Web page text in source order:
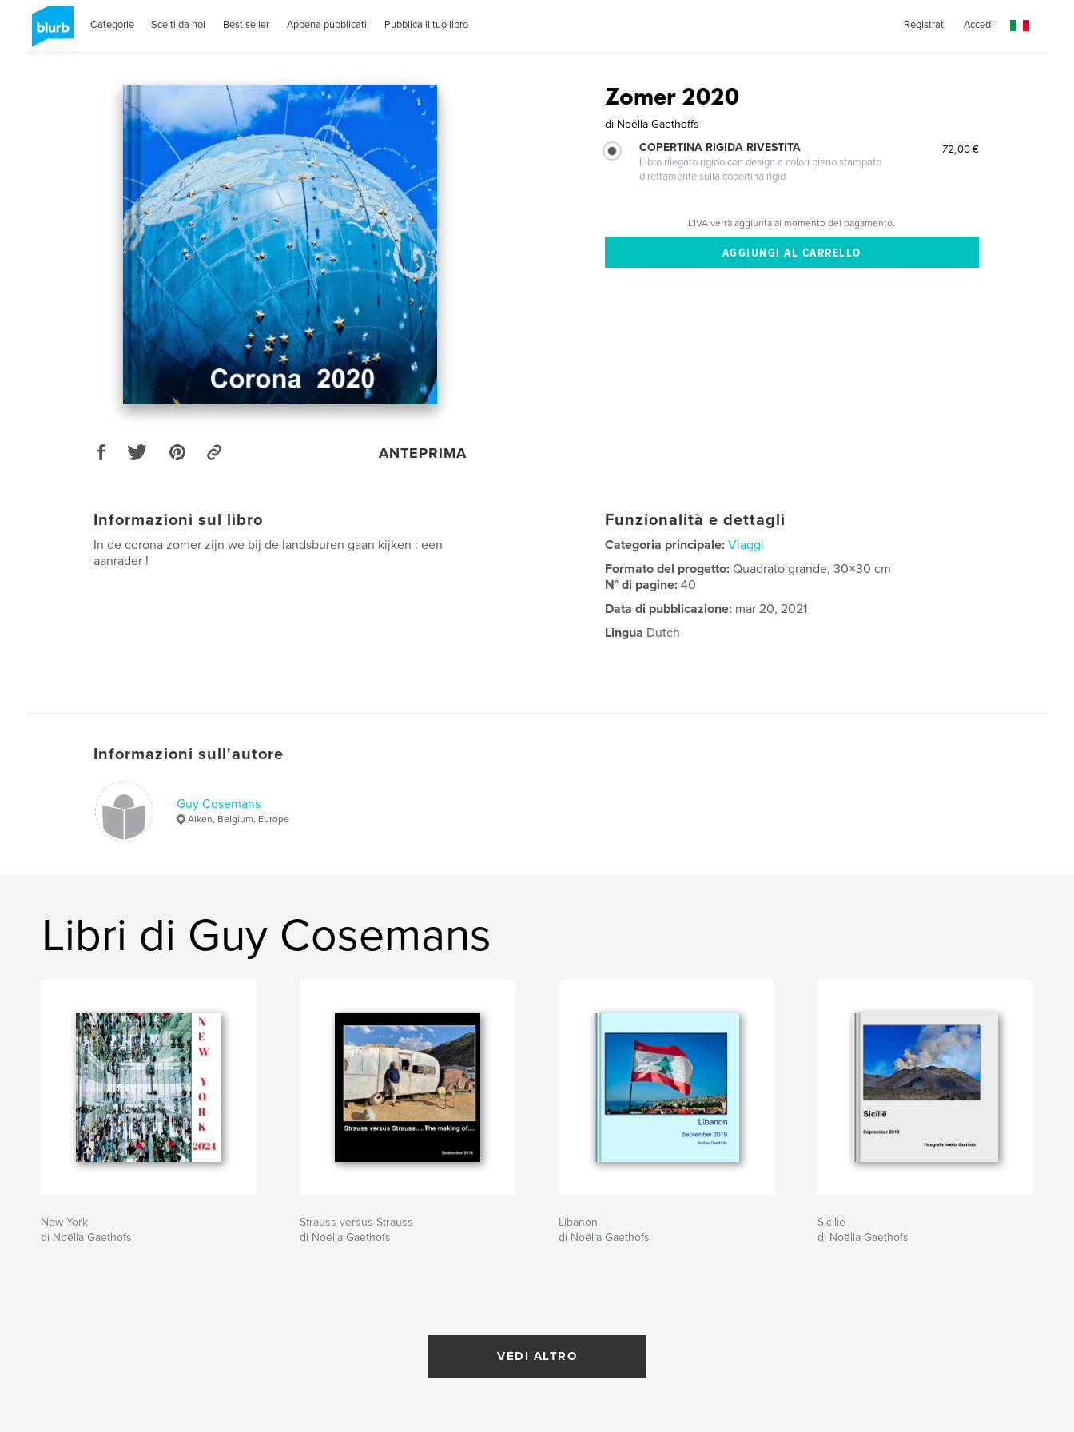
Categorie Scelti da noi Best seller Appena pubblicati Pubblica il tuo libro Registrati Accedi
ANTEPRIMA
Zomer 2020
di Noëlla Gaethoffs
COPERTINA RIGIDA RIVESTITA
Libro rilegato rigido con design a colori pieno stampato
direttamente sulla copertina rigid
72,00 €
L'IVA verrà aggiunta al momento del pagamento.
Informazioni sul libro
In de corona zomer zijn we bij de landsburen gaan kijken : een
aanrader !
Funzionalità e dettagli
Categoria principale: Viaggi
Formato del progetto:Quadrato grande, 30×30 cm
N° di pagine:40
Data di pubblicazione: mar 20, 2021
Lingua Dutch
Informazioni sull'autore
Guy Cosemans
Alken, Belgium, Europe
Libri di Guy Cosemans
New York
di Noëlla Gaethofs
Strauss versus Strauss
di Noëlla Gaethofs
Libanon
di Noëlla Gaethofs
Sicilië
di Noëlla Gaethofs
VEDI ALTRO